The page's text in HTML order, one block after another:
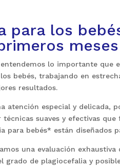
para los
meses
lo importante que
bebés, trabajando en
resultados.
atención especial y delicada,
suaves y efectivas que
para bebés* están diseñados
una evaluación exhaustiva
grado de plagiocefalia y